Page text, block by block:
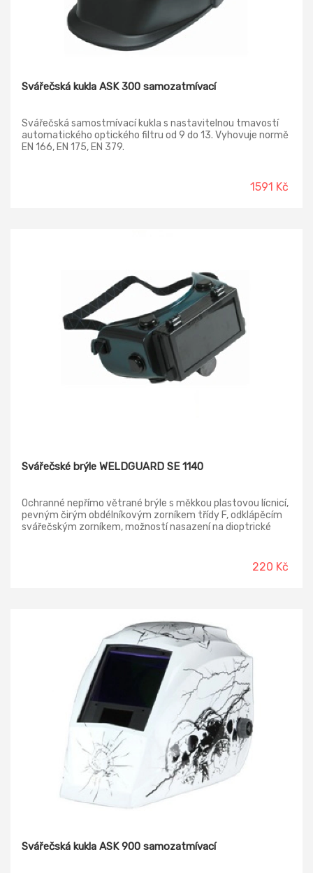
Svářečská kukla ASK 300 samozatmívací
Svářečská samostmívací kukla s nastavitelnou tmavostí
automatického optického filtru od 9 do 13. Vyhovuje normě
EN 166, EN 175, EN 379.
1591 Kč
Svářečské brýle WELDGUARD SE 1140
Ochranné nepřímo větrané brýle s měkkou plastovou lícnicí,
pevným čirým obdélníkovým zorníkem třídy F, odklápěcím
svářečským zorníkem, možností nasazení na dioptrické
nejsou součástí, nutno objednat samostatně. Výměnné
obdélníkové sklo do brýlí WELDGUARD SK 114 Rozměr 108x51
220 Kč
Svářečská kukla ASK 900 samozatmívací